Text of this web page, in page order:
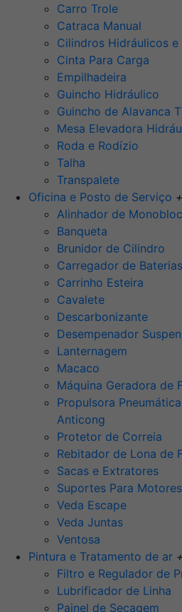
Carro Trole
Catraca Manual
Cilindros Hidráulicos e
Cinta Para Carga
Empilhadeira
Guincho Hidráulico
Guincho de Alavanca
Mesa Elevadora
Roda e Rodízio
Talha
Transpalete
Oficina e Posto de Serviço +
Alinhador de
Banqueta
Brunidor de Cilindro
Carregador de
Carrinho Esteira
Cavalete
Descarbonizante
Desempenador
Lanternagem
Macaco
Máquina Geradora de
Propulsora
Anticong
Protetor de Correia
Rebitador de Lona de
Sacas e Extratores
Suportes Para
Veda Escape
Veda Juntas
Ventosa
Pintura e Tratamento de ar +
Filtro e Regulador de
Lubrificador de Linha
Painel de Secagem